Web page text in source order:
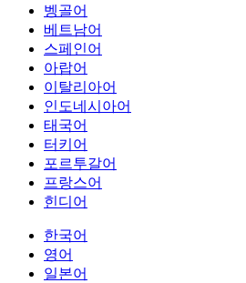
벵골어
베트남어
스페인어
아랍어
이탈리아어
인도네시아어
태국어
터키어
포르투갈어
프랑스어
힌디어
한국어
영어
일본어